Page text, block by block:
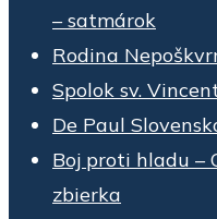
– satmárok
Rodina
Spolok sv.
De Paul
Boj proti hladu –
zbierka